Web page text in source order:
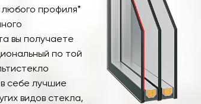
любого профиля*
вы получаете
по той
себе лучшие
видов стекла,